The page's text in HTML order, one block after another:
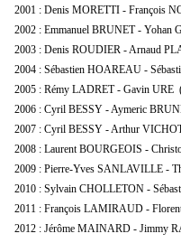
2001 : Denis MORETTI - François
2002 : Emmanuel BRUNET - Yohan
2003 : Denis ROUDIER - Arnaud
2004 : Sébastien HOAREAU -
2005 : Rémy LADRET - Gavin URE
2006 : Cyril BESSY - Aymeric
2007 : Cyril BESSY - Arthur
2008 : Laurent BOURGEOIS -
2009 : Pierre-Yves SANLAVILLE -
2010 : Sylvain CHOLLETON -
2011 : François LAMIRAUD -
2012 : Jérôme MAINARD - Jimmy